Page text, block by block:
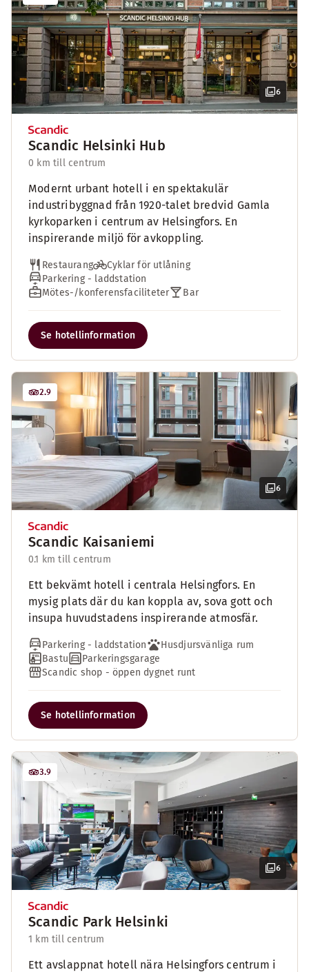
6
Scandic Helsinki Hub
0 km till centrum
Modernt urbant hotell i en spektakulär
industribyggnad från 1920-talet bredvid Gamla
kyrkoparken i centrum av Helsingfors. En
inspirerande miljö för avkoppling.
Restaurang
Cyklar för utlåning
Parkering - laddstation
Mötes-/konferensfaciliteter
Bar
Se hotellinformation
6
2.9
Scandic Kaisaniemi
0.1 km till centrum
Ett bekvämt hotell i centrala Helsingfors. En
mysig plats där du kan koppla av, sova gott och
insupa huvudstadens inspirerande atmosfär.
Parkering - laddstation
Husdjursvänliga rum
Bastu
Parkeringsgarage
Scandic shop - öppen dygnet runt
Se hotellinformation
6
3.9
Scandic Park Helsinki
1 km till centrum
Ett avslappnat hotell nära Helsingfors centrum i